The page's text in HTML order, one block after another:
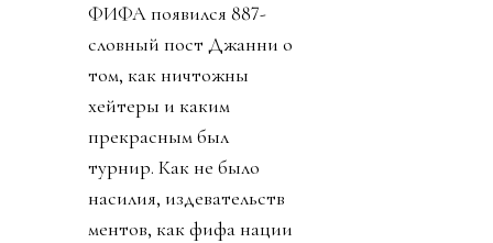
ФИФА появился 887-
словный пост Джанни о
том, как ничтожны
хейтеры и каким
прекрасным был
турнир. Как не было
насилия, издевательств
ментов, как фифа нации